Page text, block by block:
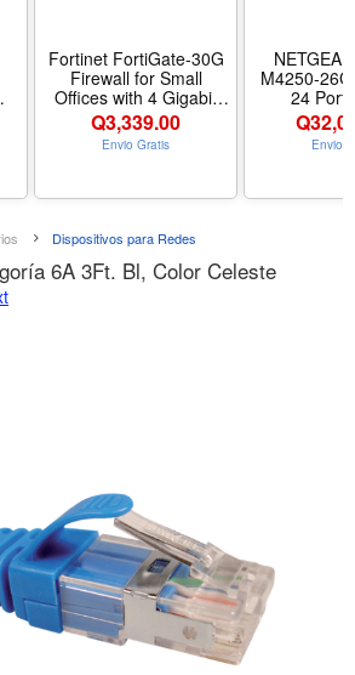
Fortinet FortiGate-30G
Firewall for Small
Offices with 4 Gigabit
Ethernet RJ45 Ports
(FG-30G) - Tamaño
Hardware Only -
Q3,339.00
Envio Gratis
M4250-
24 Port
PoE++
Rack-
Q
Envio
Dispositivos para Redes
6A 3Ft. Bl, Color Celeste